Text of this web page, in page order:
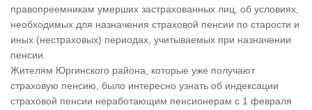
правопреемникам умерших застрахованных лиц, об условиях,
необходимых для назначения страховой пенсии по старости и
иных (нестраховых) периодах, учитываемых при назначении
пенсии.
Жителям Юргинского района, которые уже получают
страховую пенсию, было интересно узнать об индексации
страховой пенсии неработающим пенсионерам с 1 февраля